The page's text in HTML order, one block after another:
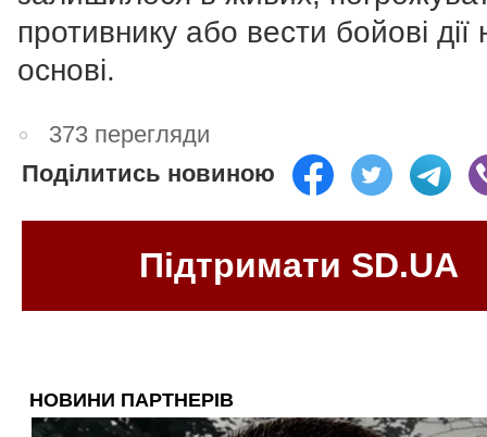
противнику або вести бойові дії
основі.
373 перегляди
Поділитись новиною
Підтримати SD.UA